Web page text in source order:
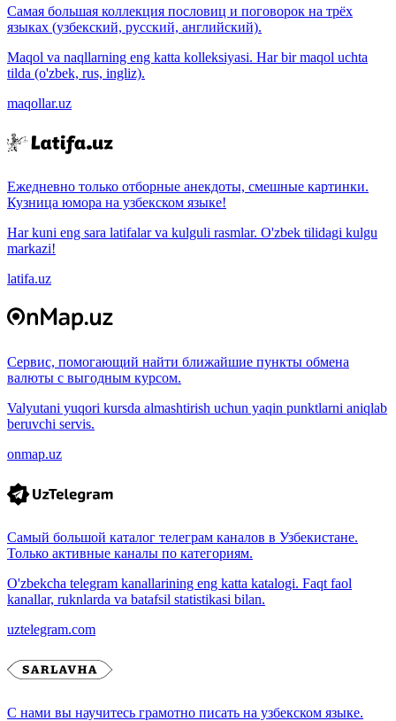
Самая большая коллекция пословиц и поговорок на трёх
языках (узбекский, русский, английский).
Maqol va naqllarning eng katta kolleksiyasi. Har bir maqol uchta
tilda (o'zbek, rus, ingliz).
maqollar.uz
Ежедневно только отборные анекдоты, смешные картинки.
Кузница юмора на узбекском языке!
Har kuni eng sara latifalar va kulguli rasmlar. O'zbek tilidagi kulgu
markazi!
latifa.uz
Сервис, помогающий найти ближайшие пункты обмена
валюты с выгодным курсом.
Valyutani yuqori kursda almashtirish uchun yaqin punktlarni aniqlab
beruvchi servis.
onmap.uz
Самый большой каталог телеграм каналов в Узбекистане.
Только активные каналы по категориям.
O'zbekcha telegram kanallarining eng katta katalogi. Faqt faol
kanallar, ruknlarda va batafsil statistikasi bilan.
uztelegram.com
С нами вы научитесь грамотно писать на узбекском языке.